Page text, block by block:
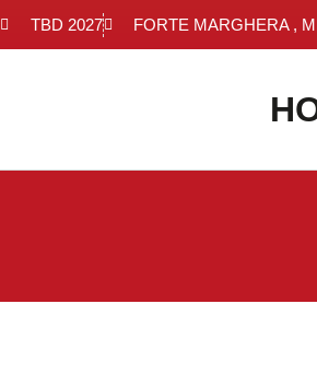
TBD 2027 FORTE MARGHERA ,